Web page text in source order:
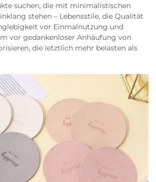
suchen, die mit minimalistischen
stehen – Lebensstile, die Qualität
vor Einmalnutzung und
vor gedankenloser Anhäufung von
die letztlich mehr belasten als